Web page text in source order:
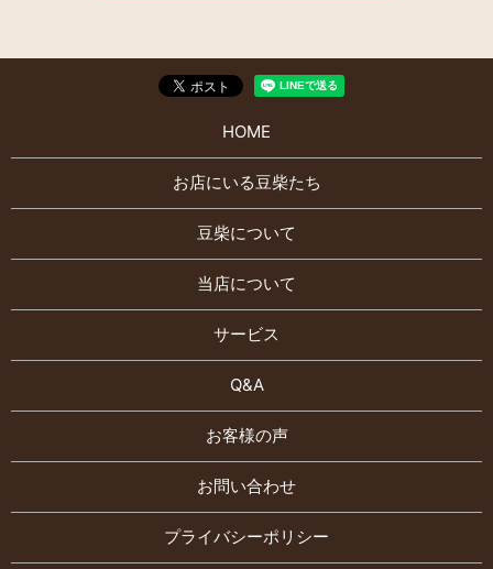
HOME
お店にいる豆柴たち
豆柴について
当店について
サービス
Q&A
お客様の声
お問い合わせ
プライバシーポリシー